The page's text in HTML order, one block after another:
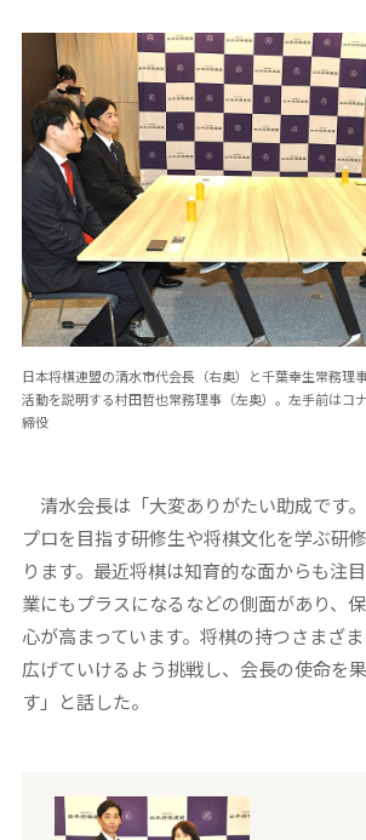
日本将棋連盟の清水市代会長（右奥）と千葉幸生常務理
活動を説明する村田哲也常務理事（左奥）。左手前はコ
締役
清水会長は「大変ありがたい助成です
プロを目指す研修生や将棋文化を学ぶ研
ります。最近将棋は知育的な面からも注
業にもプラスになるなどの側面があり、
心が高まっています。将棋の持つさまざ
広げていけるよう挑戦し、会長の使命を
す」と話した。